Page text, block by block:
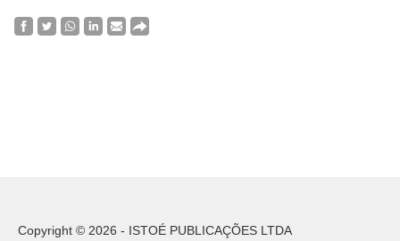
Copyright © 2026 - ISTOÉ PUBLICAÇÕES LTDA